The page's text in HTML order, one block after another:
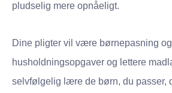
pludselig mere opnåeligt.
Dine pligter vil være børnepasning
husholdningsopgaver og lettere
selvfølgelig lære de børn, du passer,